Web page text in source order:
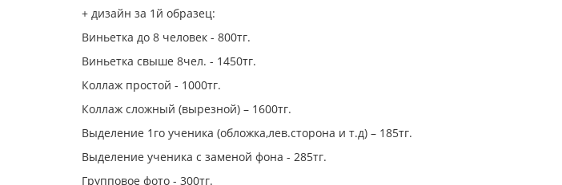
+ дизайн за 1й образец:
Виньетка до 8 человек - 800тг.
Виньетка свыше 8чел. - 1450тг.
Коллаж простой - 1000тг.
Коллаж сложный (вырезной) – 1600тг.
Выделение 1го ученика (обложка,лев.сторона и т.д) – 185тг.
Выделение ученика с заменой фона - 285тг.
Групповое фото - 300тг.